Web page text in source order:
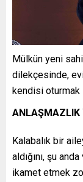
Mülkün yeni
dilekçesinde, evi
kendisi
ANLAŞMAZLIK
Kalabalık bir
aldığını, şu
ikamet etmek